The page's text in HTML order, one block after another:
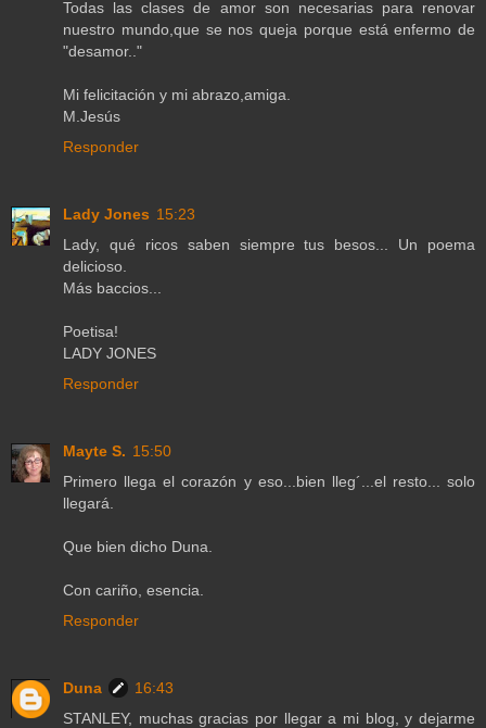
Todas las clases de amor son necesarias para renovar
nuestro mundo,que se nos queja porque está enfermo de
"desamor.."
Mi felicitación y mi abrazo,amiga.
M.Jesús
Responder
Lady Jones 15:23
Lady, qué ricos saben siempre tus besos... Un poema
delicioso.
Más baccios...
Poetisa!
LADY JONES
Responder
Mayte S. 15:50
Primero llega el corazón y eso...bien lleg´...el resto... solo
llegará.
Que bien dicho Duna.
Con cariño, esencia.
Responder
Duna
16:43
STANLEY, muchas gracias por llegar a mi blog, y dejarme